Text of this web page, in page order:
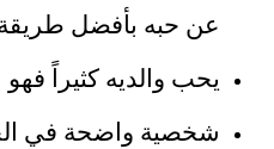
عن حبه بأفضل
يحب والديه كثيراً فهو
شخصية واضحة في